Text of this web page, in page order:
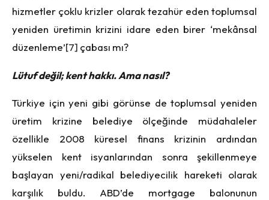
hizmetler çoklu krizler olarak tezahür eden toplumsal
yeniden üretimin krizini idare eden birer ‘mekânsal
düzenleme’[7] çabası mı?
Lütuf değil; kent hakkı. Ama nasıl?
Türkiye için yeni gibi görünse de toplumsal yeniden
üretim krizine belediye ölçeğinde müdahaleler
özellikle 2008 küresel finans krizinin ardından
yükselen kent isyanlarından sonra şekillenmeye
başlayan yeni/radikal belediyecilik hareketi olarak
karşılık buldu. ABD’de mortgage balonunun